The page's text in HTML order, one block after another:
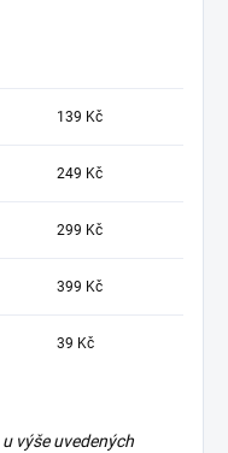
139 Kč
249 Kč
299 Kč
399 Kč
39 Kč
u výše uvedených